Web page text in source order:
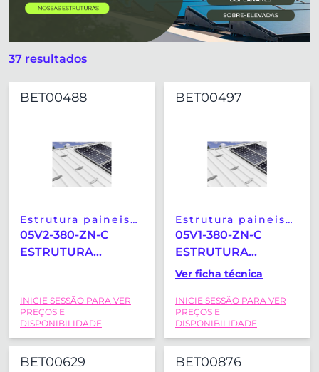
37 resultados
BET00488
Estrutura paineis
solares
05V2-380-ZN-C
ESTRUTURA
VERTICAL SUNFER
(2400X1350MM)
INICIE SESSÃO PARA VER
PREÇOS E
DISPONIBILIDADE
BET00497
Estrutura paineis
solares
05V1-380-ZN-C
ESTRUTURA
COPLANAR
VERTICAL SUNFER
(2400X1350MM)
Ver ficha técnica
INICIE SESSÃO PARA VER
PREÇOS E
DISPONIBILIDADE
BET00629 BET00876